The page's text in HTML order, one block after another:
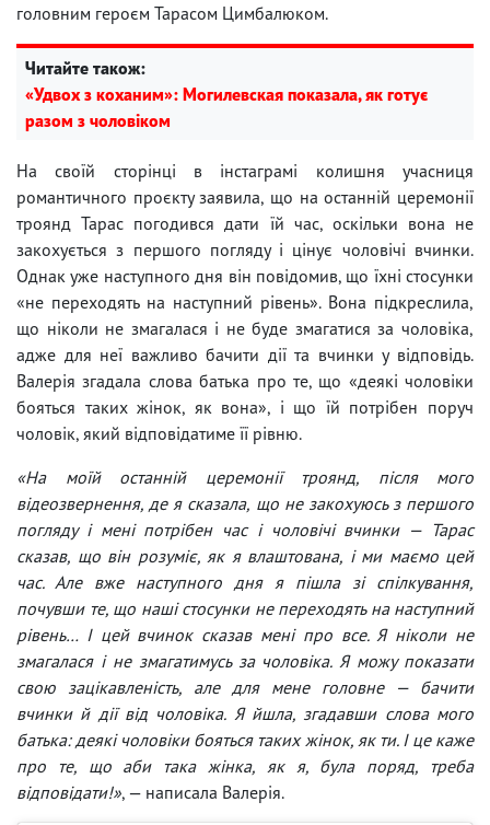
головним героєм Тарасом Цимбалюком.
Читайте також:
«Удвох з коханим»: Могилевская показала, як готує
разом з чоловіком
На своїй сторінці в інстаграмі колишня учасниця
романтичного проєкту заявила, що на останній церемонії
троянд Тарас погодився дати їй час, оскільки вона не
закохується з першого погляду і цінує чоловічі вчинки.
Однак уже наступного дня він повідомив, що їхні стосунки
«не переходять на наступний рівень». Вона підкреслила,
що ніколи не змагалася і не буде змагатися за чоловіка,
адже для неї важливо бачити дії та вчинки у відповідь.
Валерія згадала слова батька про те, що «деякі чоловіки
бояться таких жінок, як вона», і що їй потрібен поруч
чоловік, який відповідатиме її рівню.
«На моїй останній церемонії троянд, після мого
відеозвернення, де я сказала, що не закохуюсь з першого
погляду і мені потрібен час і чоловічі вчинки — Тарас
сказав, що він розуміє, як я влаштована, і ми маємо цей
час. Але вже наступного дня я пішла зі спілкування,
почувши те, що наші стосунки не переходять на наступний
рівень… І цей вчинок сказав мені про все. Я ніколи не
змагалася і не змагатимусь за чоловіка. Я можу показати
свою зацікавленість, але для мене головне — бачити
вчинки й дії від чоловіка. Я йшла, згадавши слова мого
батька: деякі чоловіки бояться таких жінок, як ти. І це каже
про те, що аби така жінка, як я, була поряд, треба
відповідати!», — написала Валерія.